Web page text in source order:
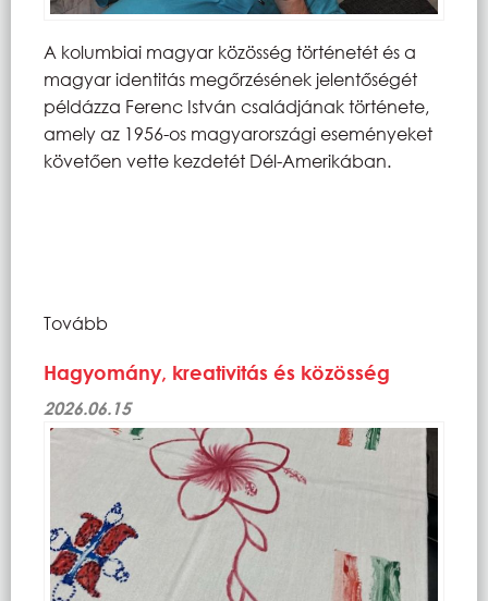
A kolumbiai magyar közösség történetét és a
magyar identitás megőrzésének jelentőségét
példázza Ferenc István családjának története,
amely az 1956-os magyarországi eseményeket
követően vette kezdetét Dél-Amerikában.
Tovább
Hagyomány, kreativitás és közösség
2026.06.15